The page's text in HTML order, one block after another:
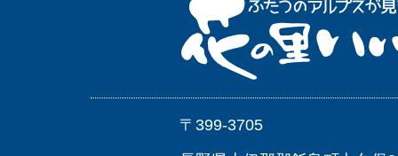
〒399-3705